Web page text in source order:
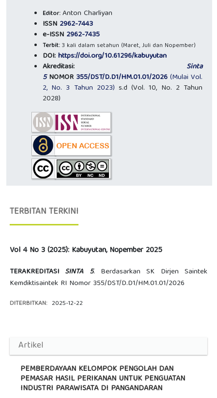
Editor:Anton Charliyan
ISSN 2962-7443
e-ISSN 2962-7435
Terbit:3 kali dalam setahun (Maret, Juli dan Nopember)
DOI:https://doi.org/10.61296/kabuyutan
Akreditasi: Sinta
5NOMOR 355/DST/D.D1/HM.01.01/2026(Mulai Vol.
2, No. 3 Tahun 2023) s.d (Vol. 10, No. 2 Tahun
2028)
TERBITAN TERKINI
Vol 4 No 3 (2025): Kabuyutan, Nopember 2025
TERAKREDITASI SINTA 5. Berdasarkan SK Dirjen Saintek
Kemdiktisaintek RI Nomor 355/DST/D.D1/HM.01.01/2026
DITERBITKAN: 2025-12-22
Artikel
PEMBERDAYAAN KELOMPOK PENGOLAH DAN
PEMASAR HASIL PERIKANAN UNTUK PENGUATAN
INDUSTRI PARAWISATA DI PANGANDARAN